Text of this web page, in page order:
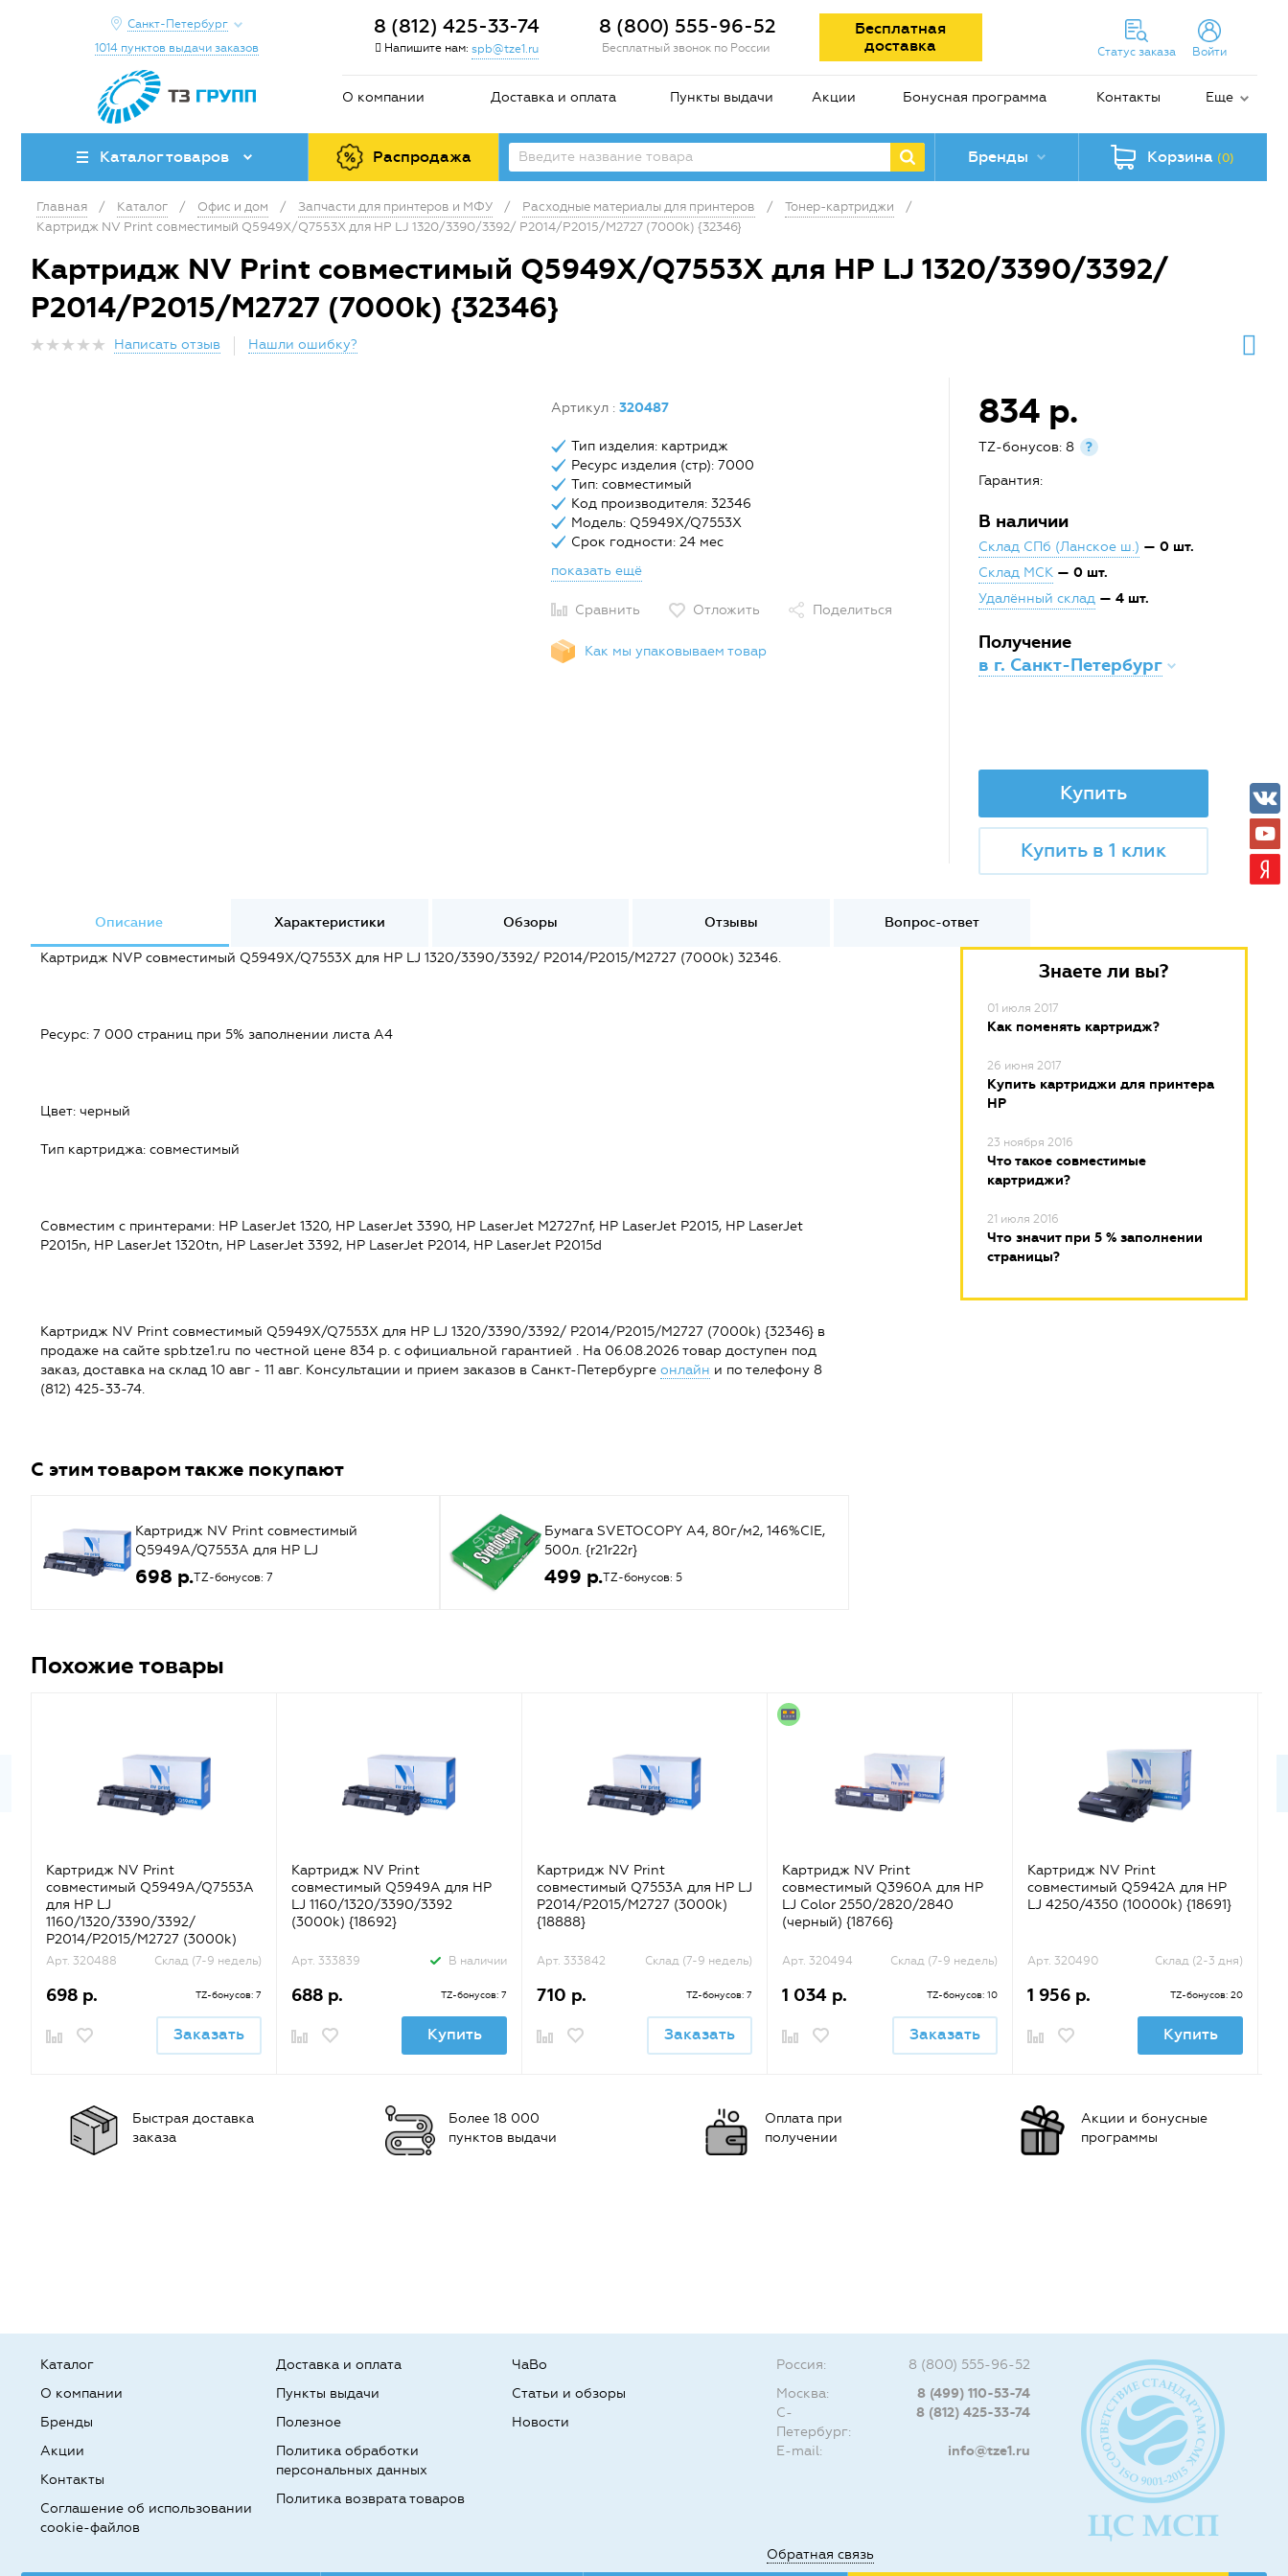
Санкт-Петербург
1014 пунктов выдачи заказов
8 (812) 425-33-74
Напишите нам: spb@tze1.ru
8 (800) 555-96-52
Бесплатный звонок по России
Бесплатная
доставка
Статус заказа Войти
О компании Доставка и оплата Пункты выдачи Акции Бонусная программа Контакты Еще
Каталог товаров Распродажа Бренды Корзина (0)
Главная / Каталог / Офис и дом / Запчасти для принтеров и МФУ / Расходные материалы для принтеров / Тонер-картриджи
/
Картридж NV Print совместимый Q5949X/Q7553X для HP LJ 1320/3390/3392/ P2014/P2015/M2727 (7000k) {32346}
Картридж NV Print совместимый Q5949X/Q7553X для HP LJ 1320/3390/3392/
P2014/P2015/M2727 (7000k) {32346}
Написать отзыв Нашли ошибку?
Артикул : 320487
Тип изделия: картридж
Ресурс изделия (стр): 7000
Тип: совместимый
Код производителя: 32346
Модель: Q5949X/Q7553X
Срок годности: 24 мес
показать ещё
Сравнить Отложить Поделиться
Как мы упаковываем товар
834 р.
TZ-бонусов: 8 ?
Гарантия:
В наличии
Склад СПб (Ланское ш.) — 0 шт.
Склад МСК — 0 шт.
Удалённый склад — 4 шт.
Получение
в г. Санкт-Петербург
Купить
Купить в 1 клик
Описание Характеристики Обзоры Отзывы Вопрос-ответ
Картридж NVP совместимый Q5949X/Q7553X для HP LJ 1320/3390/3392/ P2014/P2015/M2727 (7000k) 32346.
Ресурс: 7 000 страниц при 5% заполнении листа А4
Цвет: черный
Тип картриджа: совместимый
Совместим c принтерами: HP LaserJet 1320, HP LaserJet 3390, HP LaserJet M2727nf, HP LaserJet P2015, HP LaserJet
P2015n, HP LaserJet 1320tn, HP LaserJet 3392, HP LaserJet P2014, HP LaserJet P2015d
Картридж NV Print совместимый Q5949X/Q7553X для HP LJ 1320/3390/3392/ P2014/P2015/M2727 (7000k) {32346} в
продаже на сайте spb.tze1.ru по честной цене 834 р. с официальной гарантией . На 06.08.2026 товар доступен под
заказ, доставка на склад 10 авг - 11 авг. Консультации и прием заказов в Санкт-Петербурге онлайн и по телефону 8
(812) 425-33-74.
Знаете ли вы?
01 июля 2017
Как поменять картридж?
26 июня 2017
Купить картриджи для принтера
HP
23 ноября 2016
Что такое совместимые
картриджи?
21 июля 2016
Что значит при 5 % заполнении
страницы?
С этим товаром также покупают
Картридж NV Print совместимый
Q5949A/Q7553A для HP LJ
1160/1320/3390/3392/ P2014/P2015/M2727
(3000k) {31564}
698 р.TZ-бонусов: 7
Бумага SVETOCOPY A4, 80г/м2, 146%CIE,
500л. {r21r22r}
499 р.TZ-бонусов: 5
Похожие товары
Картридж NV Print
совместимый Q5949A/Q7553A
для HP LJ
1160/1320/3390/3392/
P2014/P2015/M2727 (3000k)
{31564}
Арт. 320488 Склад (7-9 недель)
698 р. TZ-бонусов: 7
Заказать
Картридж NV Print
совместимый Q5949A для HP
LJ 1160/1320/3390/3392
(3000k) {18692}
Арт. 333839 В наличии
688 р. TZ-бонусов: 7
Купить
Картридж NV Print
совместимый Q7553A для HP LJ
P2014/P2015/M2727 (3000k)
{18888}
Арт. 333842 Склад (7-9 недель)
710 р. TZ-бонусов: 7
Заказать
Картридж NV Print
совместимый Q3960A для HP
LJ Color 2550/2820/2840
(черный) {18766}
Арт. 320494 Склад (7-9 недель)
1 034 р. TZ-бонусов: 10
Заказать
Картридж NV Print
совместимый Q5942A для HP
LJ 4250/4350 (10000k) {18691}
Арт. 320490 Склад (2-3 дня)
1 956 р. TZ-бонусов: 20
Купить
Быстрая доставка
заказа
Более 18 000
пунктов выдачи
Оплата при
получении
Акции и бонусные
программы
Каталог
О компании
Бренды
Доставка и оплата
Пункты выдачи
Полезное
ЧаВо
Статьи и обзоры
Новости
Акции
Контакты
Соглашение об использовании
cookie-файлов
Политика обработки
персональных данных
Политика возврата товаров
Россия:
8 (800) 555-96-52
Москва:
8 (499) 110-53-74
С-
Петербург:
8 (812) 425-33-74
E-mail: info@tze1.ru
Обратная связь